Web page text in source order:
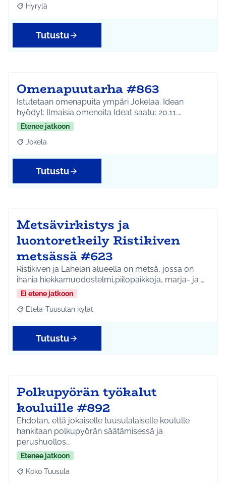
Rajaa tulokset aihepiirin mukaan: Hyrylä
Hyrylä
Tutustu
Omenapuutarha #863
Istutetaan omenapuita ympäri Jokelaa. Idean
hyödyt: Ilmaisia omenoita Ideat saatu: 20.11.…
Etenee jatkoon
Rajaa tulokset aihepiirin mukaan: Jokela
Jokela
Tutustu
Metsävirkistys ja
luontoretkeily Ristikiven
metsässä #623
Ristikiven ja Lahelan alueella on metsä, jossa on
ihania hiekkamuodostelmi,piilopaikkoja, marja- ja …
Ei etene jatkoon
Rajaa tulokset aihepiirin mukaan: Etelä-Tuusulan kylät
Etelä-Tuusulan kylät
Tutustu
Polkupyörän työkalut
kouluille #892
Ehdotan, että jokaiselle tuusulalaiselle koululle
hankitaan polkupyörän säätämisessä ja
perushuollos…
Etenee jatkoon
Rajaa tulokset aihepiirin mukaan: Koko Tuusula
Koko Tuusula